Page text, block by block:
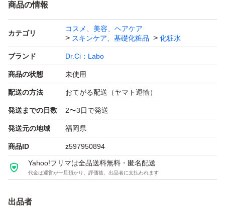
商品の情報
カテゴリ
コスメ、美容、ヘアケア
スキンケア、基礎化粧品
化粧水
ブランド Dr.Ci：Labo
商品の状態 未使用
配送の方法 おてがる配送（ヤマト運輸）
発送までの日数 2〜3日で発送
発送元の地域 福岡県
商品ID z597950894
Yahoo!フリマは全品送料無料・匿名配送
代金は運営が一旦預かり、評価後、出品者に支払われます
出品者